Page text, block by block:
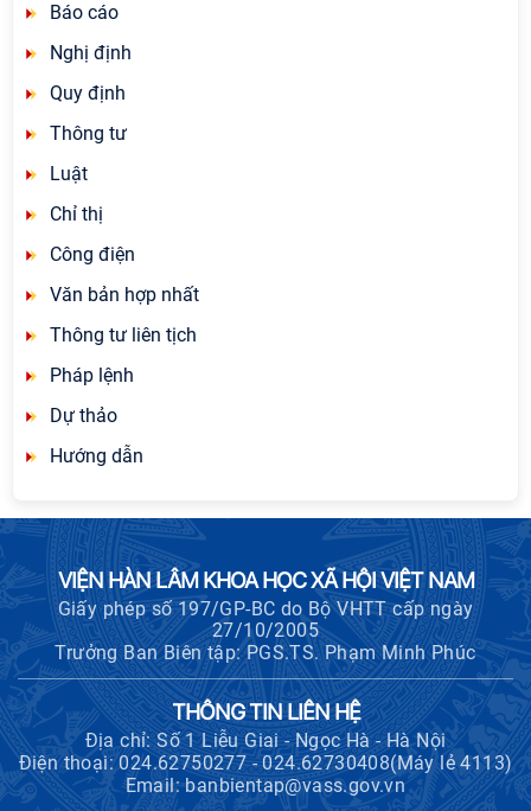
Báo cáo
Nghị định
Quy định
Thông tư
Luật
Chỉ thị
Công điện
Văn bản hợp nhất
Thông tư liên tịch
Pháp lệnh
Dự thảo
Hướng dẫn
VIỆN HÀN LÂM KHOA HỌC XÃ HỘI VIỆT NAM
Giấy phép số 197/GP-BC do Bộ VHTT cấp ngày
27/10/2005
Trưởng Ban Biên tập: PGS.TS. Phạm Minh Phúc
THÔNG TIN LIÊN HỆ
Địa chỉ: Số 1 Liễu Giai - Ngọc Hà - Hà Nội
Điện thoại: 024.62750277 - 024.62730408(Máy lẻ 4113)
Email: banbientap@vass.gov.vn